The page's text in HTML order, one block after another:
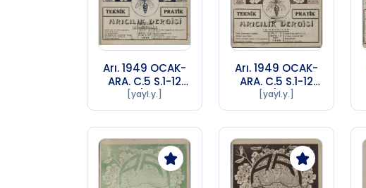
Arı. 1949 OCAK-
ARA. C.5 S.1-12
Sayı 1 (1956 SA
72)
[yayl.y.]
Arı. 1949 OCAK-
ARA. C.5 S.1-12
Sayı 3 (1956 SA
72)
[yayl.y.]